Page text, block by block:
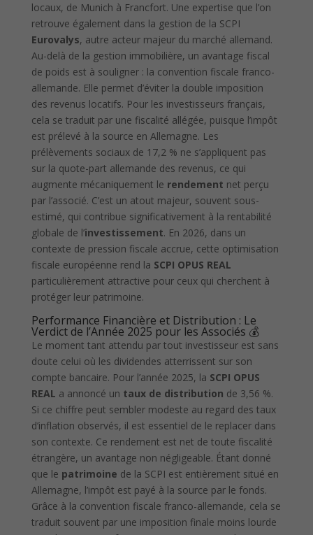
locaux, de Munich à Francfort. Une expertise que l’on
retrouve également dans la gestion de la SCPI
Eurovalys, autre acteur majeur du marché allemand.
Au-delà de la gestion immobilière, un avantage fiscal
de poids est à souligner : la convention fiscale franco-
allemande. Elle permet d’éviter la double imposition
des revenus locatifs. Pour les investisseurs français,
cela se traduit par une fiscalité allégée, puisque l’impôt
est prélevé à la source en Allemagne. Les
prélèvements sociaux de 17,2 % ne s’appliquent pas
sur la quote-part allemande des revenus, ce qui
augmente mécaniquement le rendement net perçu
par l’associé. C’est un atout majeur, souvent sous-
estimé, qui contribue significativement à la rentabilité
globale de l’investissement. En 2026, dans un
contexte de pression fiscale accrue, cette optimisation
fiscale européenne rend la SCPI OPUS REAL
particulièrement attractive pour ceux qui cherchent à
protéger leur patrimoine.
Performance Financière et Distribution : Le
Verdict de l’Année 2025 pour les Associés 💰
Le moment tant attendu par tout investisseur est sans
doute celui où les dividendes atterrissent sur son
compte bancaire. Pour l’année 2025, la SCPI OPUS
REAL a annoncé un taux de distribution de 3,56 %.
Si ce chiffre peut sembler modeste au regard des taux
d’inflation observés, il est essentiel de le replacer dans
son contexte. Ce rendement est net de toute fiscalité
étrangère, un avantage non négligeable. Étant donné
que le patrimoine de la SCPI est entièrement situé en
Allemagne, l’impôt est payé à la source par le fonds.
Grâce à la convention fiscale franco-allemande, cela se
traduit souvent par une imposition finale moins lourde